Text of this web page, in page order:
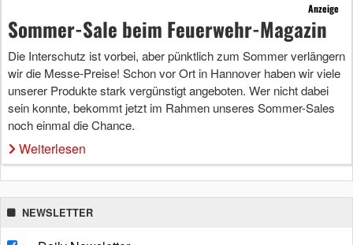
Anzeige
Sommer-Sale beim Feuerwehr-Magazin
Die Interschutz ist vorbei, aber pünktlich zum Sommer verlängern
wir die Messe-Preise! Schon vor Ort in Hannover haben wir viele
unserer Produkte stark vergünstigt angeboten. Wer nicht dabei
sein konnte, bekommt jetzt im Rahmen unseres Sommer-Sales
noch einmal die Chance.
Weiterlesen
NEWSLETTER